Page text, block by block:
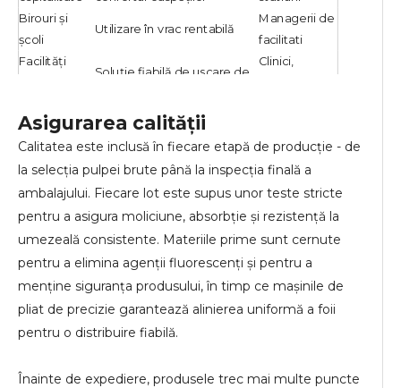
Birouri și
școli
Utilizare în vrac rentabilă
Managerii de
facilitati
Facilități
Soluție fiabilă de uscare de
Clinici,
Asigurarea calității
Calitatea este inclusă în fiecare etapă de producție - de
la selecția pulpei brute până la inspecția finală a
ambalajului. Fiecare lot este supus unor teste stricte
pentru a asigura moliciune, absorbție și rezistență la
umezeală consistente. Materiile prime sunt cernute
pentru a elimina agenții fluorescenți și pentru a
menține siguranța produsului, în timp ce mașinile de
pliat de precizie garantează alinierea uniformă a foii
pentru o distribuire fiabilă.
Înainte de expediere, produsele trec mai multe puncte